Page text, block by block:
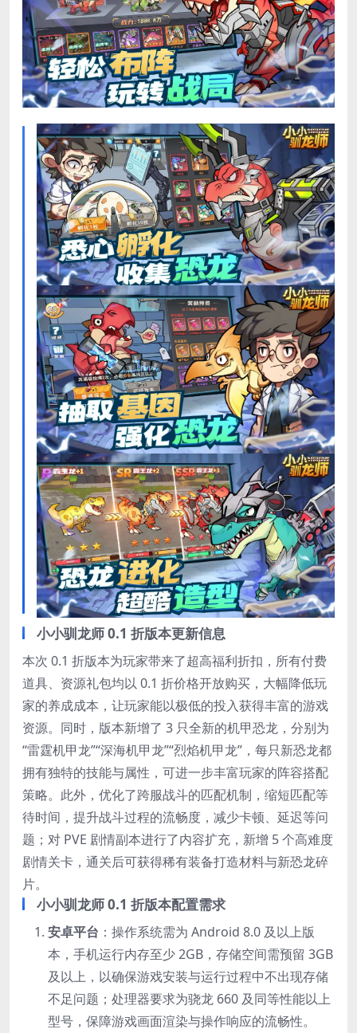
小小驯龙师 0.1 折版本更新信息
本次 0.1 折版本为玩家带来了超高福利折扣，所有付费
道具、资源礼包均以 0.1 折价格开放购买，大幅降低玩
家的养成成本，让玩家能以极低的投入获得丰富的游戏
资源。同时，版本新增了 3 只全新的机甲恐龙，分别为
“雷霆机甲龙”“深海机甲龙”“烈焰机甲龙”，每只新恐龙都
拥有独特的技能与属性，可进一步丰富玩家的阵容搭配
策略。此外，优化了跨服战斗的匹配机制，缩短匹配等
待时间，提升战斗过程的流畅度，减少卡顿、延迟等问
题；对 PVE 剧情副本进行了内容扩充，新增 5 个高难度
剧情关卡，通关后可获得稀有装备打造材料与新恐龙碎
片。
小小驯龙师 0.1 折版本配置需求
安卓平台 ：操作系统需为 Android 8.0 及以上版
本，手机运行内存至少 2GB，存储空间需预留 3GB
及以上，以确保游戏安装与运行过程中不出现存储
不足问题；处理器要求为骁龙 660 及同等性能以上
型号，保障游戏画面渲染与操作响应的流畅性。